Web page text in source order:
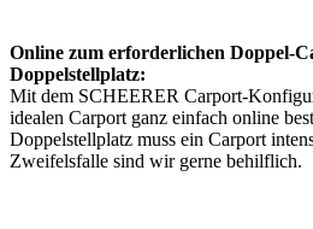
Online zum erforderlichen Doppel-
Doppelstellplatz:
Mit dem SCHEERER Carport-
idealen Carport ganz einfach online
Doppelstellplatz muss ein Carport
Zweifelsfalle sind wir gerne behilflich.